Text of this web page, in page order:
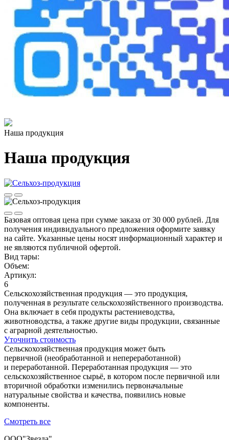
Наша продукция
Наша продукция
Базовая оптовая цена при сумме заказа от 30 000 рублей. Для
получения индивидуального предложения оформите заявку
на сайте. Указанные цены носят информационный характер и
не являются публичной офертой.
Вид тары:
Объем:
Артикул:
6
Сельскохозяйственная продукция — это продукция,
полученная в результате сельскохозяйственного производства.
Она включает в себя продукты растениеводства,
животноводства, а также другие виды продукции, связанные
с аграрной деятельностью.
Уточнить стоимость
Сельскохозяйственная продукция может быть
первичной (необработанной и непереработанной)
и переработанной. Переработанная продукция — это
сельскохозяйственное сырьё, в котором после первичной или
вторичной обработки изменились первоначальные
натуральные свойства и качества, появились новые
компоненты.
Смотреть все